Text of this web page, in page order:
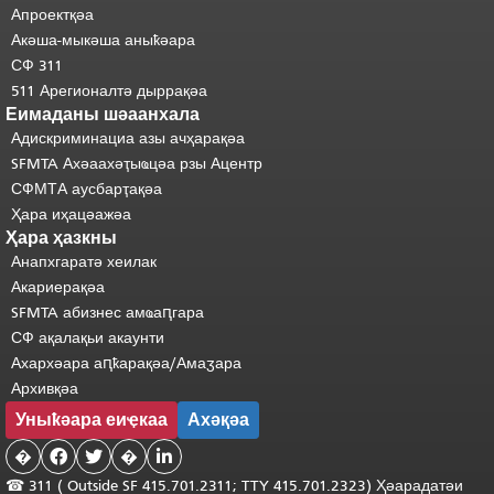
шәхынҳәы."
Апроектқәа
Акәша-мыкәша аныҟәара
СФ 311
511 Арегионалтә дыррақәа
Еимаданы шәаанхала
Адискриминациа азы ачҳарақәа
SFMTA Ахәаахәҭыҩцәа рзы Ацентр
СФМТА аусбарҭақәа
Ҳара иҳацәажәа
Ҳара ҳазкны
Анапхгаратә хеилак
Акариерақәа
SFMTA абизнес амҩаԥгара
СФ ақалақьи акаунти
Ахархәара аԥҟарақәа/Амаӡара
Архивқәа
Уныҟәара еиҿкаа Ахәқәа
�   � 
☎ 311 ( Outside SF 415.701.2311; TTY 415.701.2323) Ҳәарадатәи